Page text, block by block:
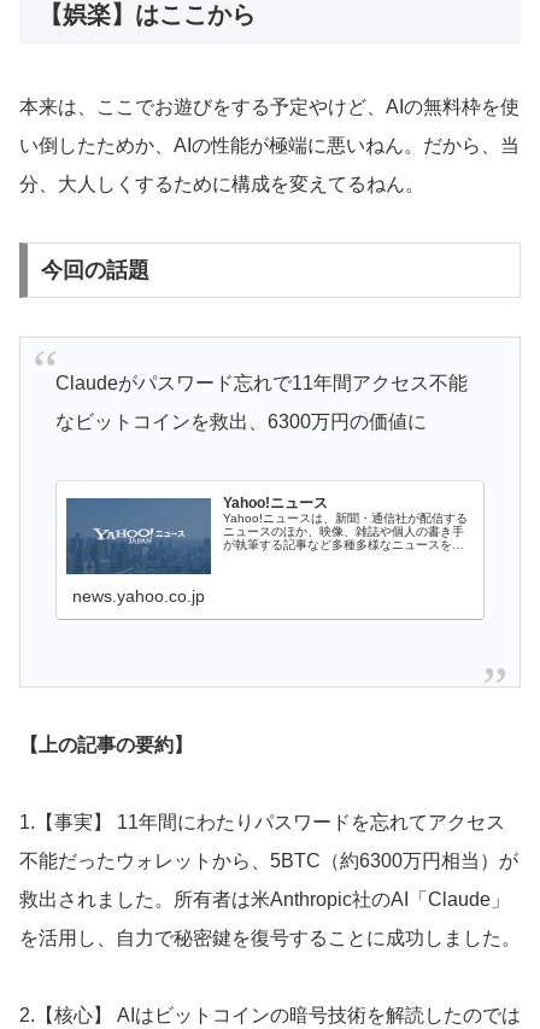
【娯楽】はここから
本来は、ここでお遊びをする予定やけど、AIの無料枠を使
い倒したためか、AIの性能が極端に悪いねん。だから、当
分、大人しくするために構成を変えてるねん。
今回の話題
Claudeがパスワード忘れで11年間アクセス不能
なビットコインを救出、6300万円の価値に
Yahoo!ニュース
Yahoo!ニュースは、新聞・通信社が配信する
ニュースのほか、映像、雑誌や個人の書き手
が執筆する記事など多種多様なニュースを掲
news.yahoo.co.jp
【上の記事の要約】
1.【事実】 11年間にわたりパスワードを忘れてアクセス
不能だったウォレットから、5BTC（約6300万円相当）が
救出されました。所有者は米Anthropic社のAI「Claude」
を活用し、自力で秘密鍵を復号することに成功しました。
2.【核心】 AIはビットコインの暗号技術を解読したのでは